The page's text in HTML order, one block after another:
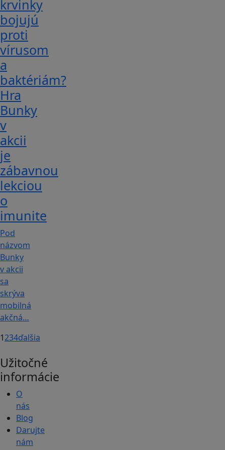
krvinky
bojujú
proti
vírusom
a
baktériám?
Hra
Bunky
v
akcii
je
zábavnou
lekciou
o
imunite
Pod
názvom
Bunky
v akcii
sa
skrýva
mobilná
akčná…
1234ďalšia
Užitočné
informácie
O
nás
Blog
Darujte
nám